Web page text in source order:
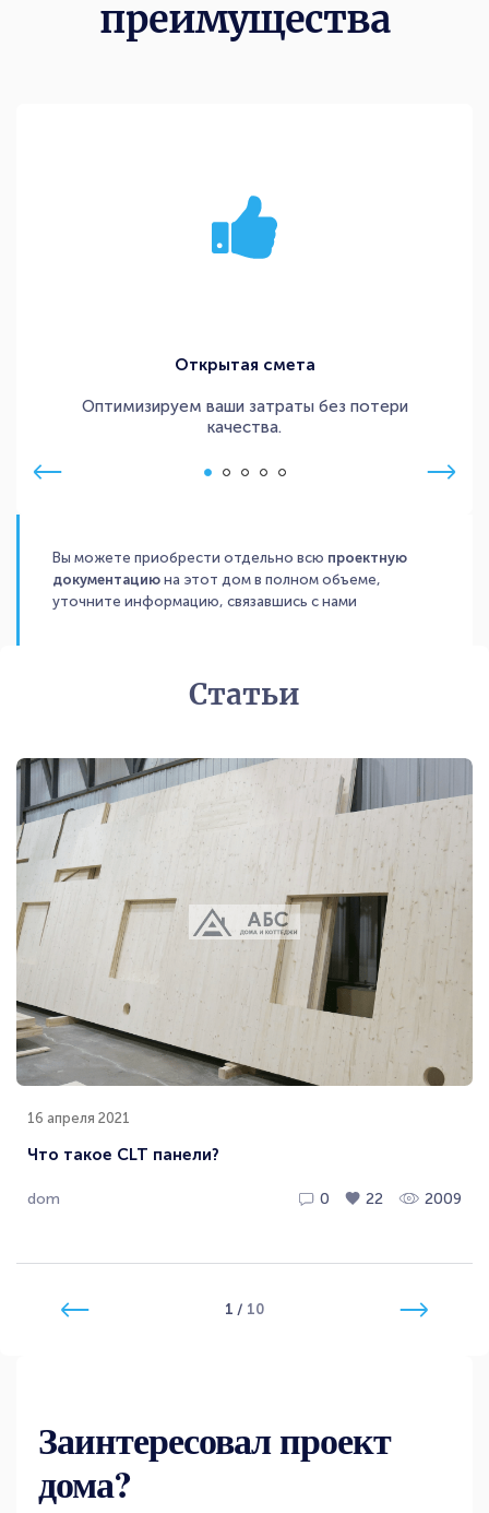
преимущества
Открытая смета
Оптимизируем ваши затраты без потери
качества.
Вы можете приобрести отдельно всю проектную
документацию на этот дом в полном объеме,
уточните информацию, связавшись с нами
Статьи
16 апреля 2021
Что такое CLT панели?
dom 0 22 2009
1 / 10
Заинтересовал проект
дома?